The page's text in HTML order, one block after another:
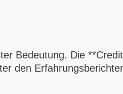
Bedeutung. Die
den